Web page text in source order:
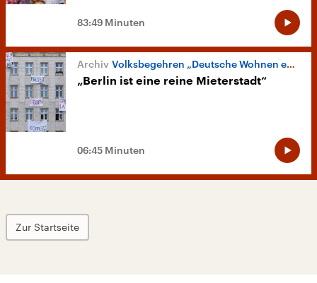
83:49 Minuten
Volksbegehren „Deutsche Wohnen enteignen“
„Berlin ist eine reine Mieterstadt“
06:45 Minuten
Zur Startseite